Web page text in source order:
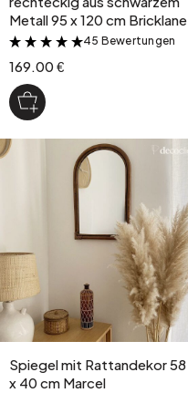
Metall 95 x 120 cm Bricklane
&
45 Bewertungen
169.00 €
Spiegel mit Rattandekor 58
x 40 cm Marcel